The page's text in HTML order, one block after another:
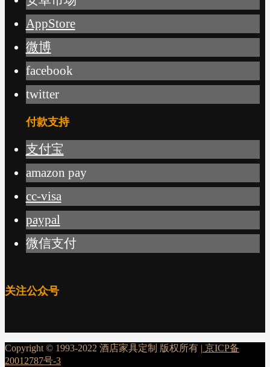
AppStore
微博
facebook
twitter
付款支持
支付宝
amazon pay
cc-visa
paypal
微信支付
关注公众号
Copyright © 1993-2022 酒店家具定制 版权所有 | 京ICP备
20012787号-3